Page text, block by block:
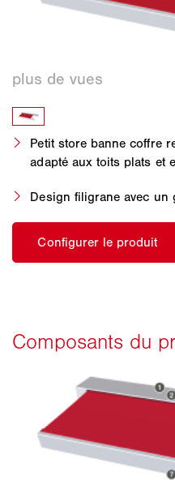
Petit store banne coffre
adapté aux toits plats et
Design filigrane avec